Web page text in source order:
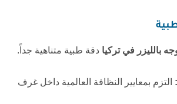
بالليزر في تركيا دقة طبية متناهية جداً.
التزم بمعايير النظافة العالمية داخل غرف